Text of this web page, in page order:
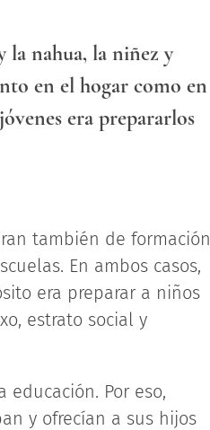
la nahua, la niñez y
en el hogar como en
era prepararlos
también de formación
En ambos casos,
era preparar a niños
estrato social y
Por eso,
y ofrecían a sus hijos